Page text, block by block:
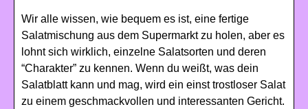
Wir alle wissen, wie bequem es ist, eine fertige
Salatmischung aus dem Supermarkt zu holen, aber es
lohnt sich wirklich, einzelne Salatsorten und deren
“Charakter” zu kennen. Wenn du weißt, was dein
Salatblatt kann und mag, wird ein einst trostloser Salat
zu einem geschmackvollen und interessanten Gericht.